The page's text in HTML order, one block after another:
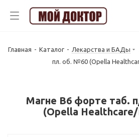
Главная - Каталог - Лекарства и БАДы
пл. об. №60 (Opella
Магне B6 форте таб.
(Opella